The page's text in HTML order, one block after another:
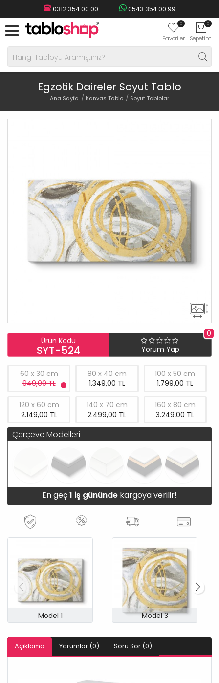
0312 354 00 00 0543 354 00 99
0
Favoriler
0
Sepetim
Egzotik Daireler Soyut Tablo
Ana Sayfa Kanvas Tablo Soyut Tablolar
Ürün Kodu
SYT-524
0
Yorum Yap
60 x 30 cm
949,00 TL
80 x 40 cm
1.349,00 TL
100 x 50 cm
1.799,00 TL
120 x 60 cm
2.149,00 TL
140 x 70 cm
2.499,00 TL
160 x 80 cm
3.249,00 TL
Çerçeve Modelleri
En geç1 iş gününde kargoya verilir!
Model 1 Model 3
Açıklama Yorumlar (0) Soru Sor (0)